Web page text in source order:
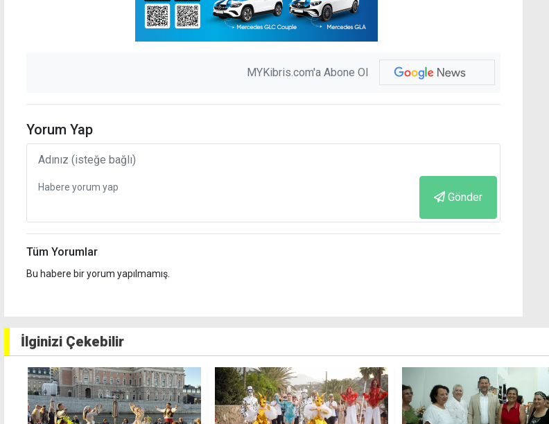
MYKibris.com'a Abone Ol
Yorum Yap
Gönder
Tüm Yorumlar
Bu habere bir yorum yapılmamış.
İlginizi Çekebilir